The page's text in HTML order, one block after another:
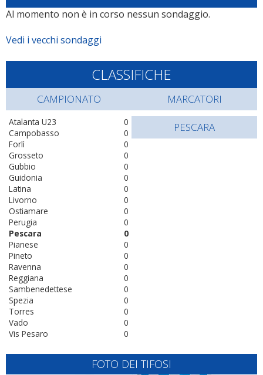
Al momento non è in corso nessun sondaggio.
Vedi i vecchi sondaggi
CLASSIFICHE
CAMPIONATO
0
Atalanta U23
0
Campobasso
0
Forlì
0
Grosseto
0
Gubbio
0
Guidonia
0
Latina
0
Livorno
0
Ostiamare
0
Perugia
0
Pescara
0
Pianese
0
Pineto
0
Ravenna
0
Reggiana
0
Sambenedettese
0
Spezia
0
Torres
0
Vado
0
Vis Pesaro
MARCATORI
PESCARA
FOTO DEI TIFOSI